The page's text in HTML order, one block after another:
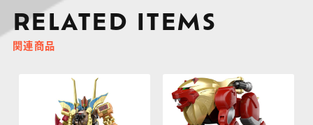
RELATED ITEMS
関連商品